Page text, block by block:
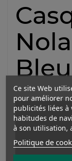
Ce site Web
pour améliorer
publicités liées à
habitudes de
à son utilisation,
Politique de